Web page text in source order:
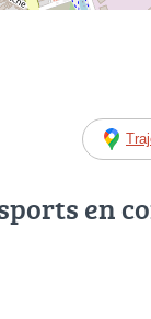
en